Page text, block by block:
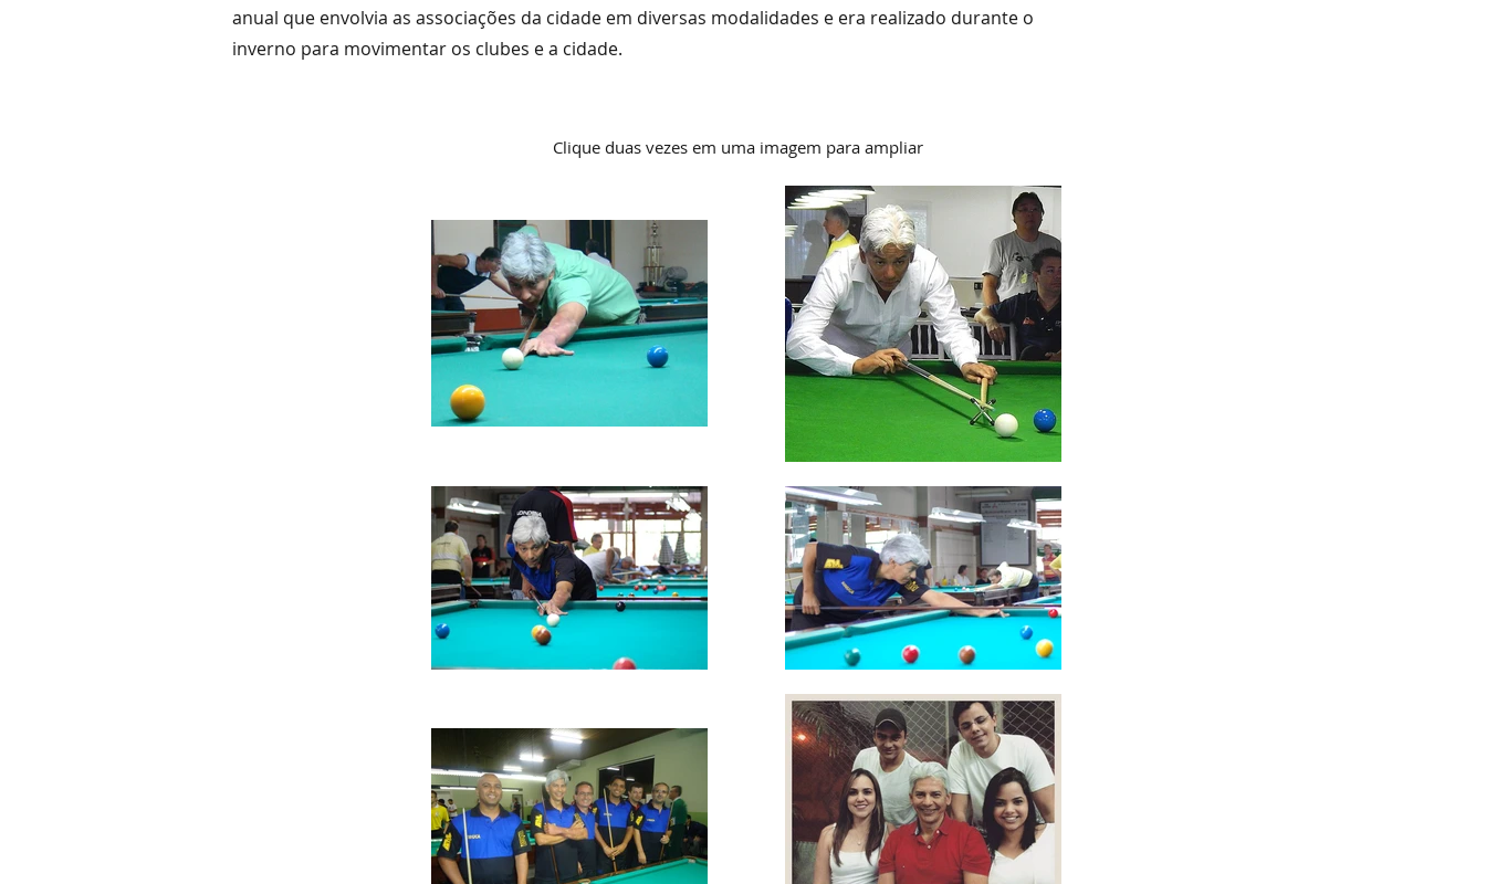
anual que envolvia as associações da cidade em diversas modalidades e era realizado durante o
inverno para movimentar os clubes e a cidade.
Clique duas vezes em uma imagem para ampliar